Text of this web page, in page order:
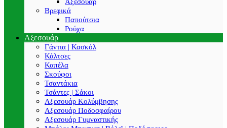
Βρεφικά
Παπούτσια
Ρούχα
Αξεσουάρ
Γάντια | Κασκόλ
Κάλτσες
Καπέλα
Σκούφοι
Τσαντάκια
Τσάντες | Σάκοι
Αξεσουάρ Κολύμβησης
Αξεσουάρ Ποδοσφαίρου
Αξεσουάρ Γυμναστικής